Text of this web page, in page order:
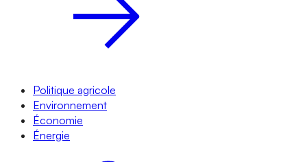
Politique agricole
Environnement
Économie
Énergie